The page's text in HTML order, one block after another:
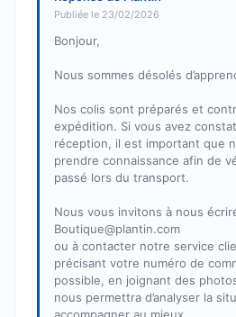
Publiée le 23/02/2026
Bonjour,
Nous sommes désolés
Nos colis sont préparés et
expédition. Si vous avez
réception, il est important que
prendre connaissance afin de
passé lors du transport.
Nous vous invitons à nous
Boutique@plantin.com
ou à contacter notre service
précisant votre numéro de
possible, en joignant des
nous permettra d’analyser la